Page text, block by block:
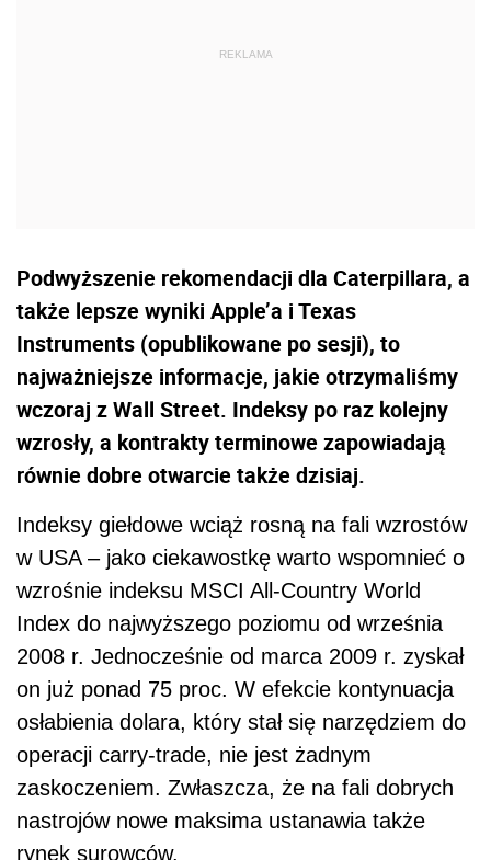
Podwyższenie rekomendacji dla Caterpillara, a
także lepsze wyniki Apple’a i Texas
Instruments (opublikowane po sesji), to
najważniejsze informacje, jakie otrzymaliśmy
wczoraj z Wall Street. Indeksy po raz kolejny
wzrosły, a kontrakty terminowe zapowiadają
równie dobre otwarcie także dzisiaj.
Indeksy giełdowe wciąż rosną na fali wzrostów
w USA – jako ciekawostkę warto wspomnieć o
wzrośnie indeksu MSCI All-Country World
Index do najwyższego poziomu od września
2008 r. Jednocześnie od marca 2009 r. zyskał
on już ponad 75 proc. W efekcie kontynuacja
osłabienia dolara, który stał się narzędziem do
operacji carry-trade, nie jest żadnym
zaskoczeniem. Zwłaszcza, że na fali dobrych
nastrojów nowe maksima ustanawia także
rynek surowców.